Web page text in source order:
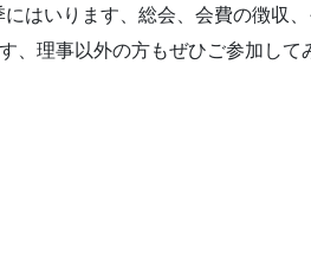
はいります、総会、会費の徴収
、理事以外の方もぜひご参加して